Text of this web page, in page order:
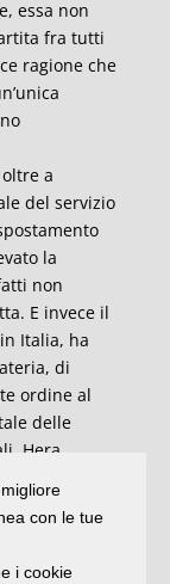
essa non
fra tutti
ragione che
a
del servizio
la
non
E invece il
Italia, ha
di
ordine al
delle
Hera,
i
il
con le tue
i cookie